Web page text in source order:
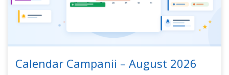
Calendar Campanii – August 2026